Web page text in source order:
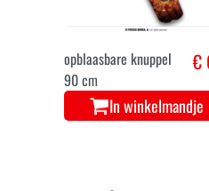
opblaasbare knuppel
90 cm
€
In winkelmandje